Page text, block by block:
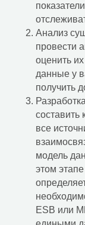
Анализ
провести
оценить
данные у
получить
составить
все
модель
этом
ESB или
ИТ
ИТ
ИТ